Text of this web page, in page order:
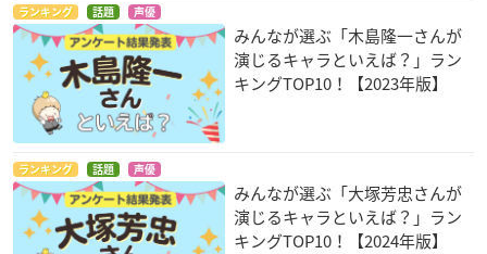
ランキング 話題 声優
みんなが選ぶ「木島隆一さんが
演じるキャラといえば？」ラン
キングTOP10！【2023年版】
ランキング 話題 声優
みんなが選ぶ「大塚芳忠さんが
演じるキャラといえば？」ラン
キングTOP10！【2024年版】